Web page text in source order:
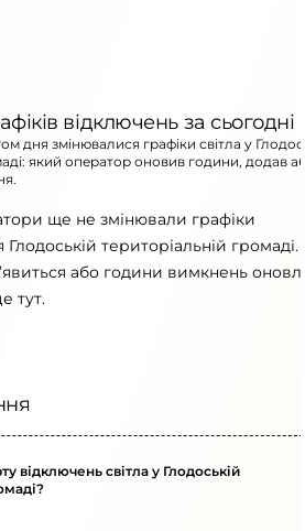
відключень за сьогодні
дня змінювалися графіки світла у
який оператор оновив години, додав
ще не змінювали графіки
Глодоській територіальній
або години вимкнень
тут.
відключень світла у Глодоській